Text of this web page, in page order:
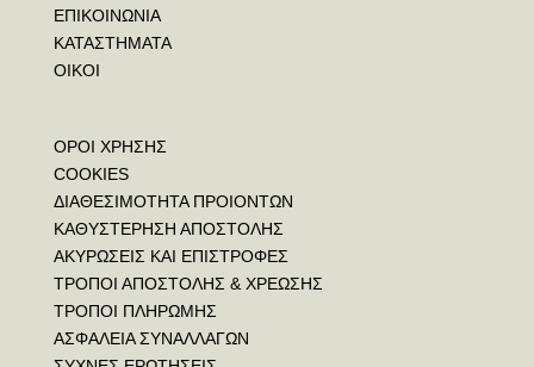
ΕΠΙΚΟΙΝΩΝΙΑ
ΚΑΤΑΣΤΗΜΑΤΑ
ΟΙΚΟΙ
ΟΡΟΙ ΧΡΗΣΗΣ
COOKIES
ΔΙΑΘΕΣΙΜΟΤΗΤΑ ΠΡΟΙΟΝΤΩΝ
ΚΑΘΥΣΤΕΡΗΣΗ ΑΠΟΣΤΟΛΗΣ
ΑΚΥΡΩΣΕΙΣ ΚΑΙ ΕΠΙΣΤΡΟΦΕΣ
ΤΡΟΠΟΙ ΑΠΟΣΤΟΛΗΣ & ΧΡΕΩΣΗΣ
ΤΡΟΠΟΙ ΠΛΗΡΩΜΗΣ
ΑΣΦΑΛΕΙΑ ΣΥΝΑΛΛΑΓΩΝ